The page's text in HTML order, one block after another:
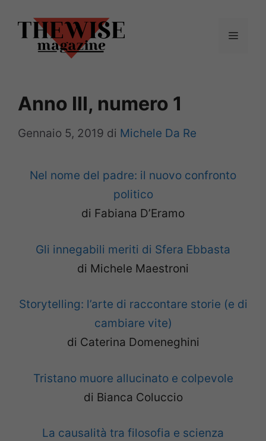
contenuto
Menu
Anno III, numero 1
Gennaio 5, 2019 di Michele Da Re
Nel nome del padre: il nuovo confronto
politico
di Fabiana D’Eramo
Gli innegabili meriti di Sfera Ebbasta
di Michele Maestroni
Storytelling: l’arte di raccontare storie (e di
cambiare vite)
di Caterina Domeneghini
Tristano muore allucinato e colpevole
di Bianca Coluccio
La causalità tra filosofia e scienza